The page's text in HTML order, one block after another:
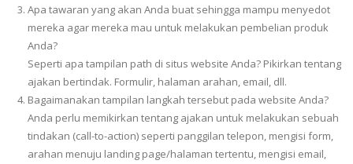
Apa tawaran yang akan Anda buat sehingga mampu menyedot
mereka agar mereka mau untuk melakukan pembelian produk
Anda?
Seperti apa tampilan path di situs website Anda? Pikirkan tentang
ajakan bertindak. Formulir, halaman arahan, email, dll.
Bagaimanakan tampilan langkah tersebut pada website Anda?
Anda perlu memikirkan tentang ajakan untuk melakukan sebuah
tindakan (call-to-action) seperti panggilan telepon, mengisi form,
arahan menuju landing page/halaman tertentu, mengisi email,